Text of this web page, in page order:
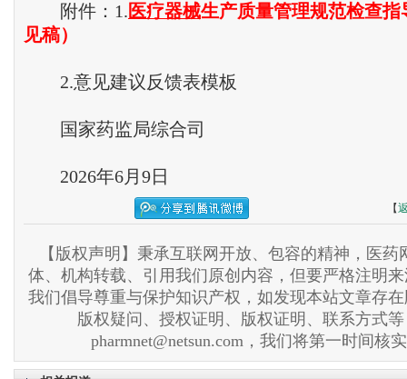
附件：1.医疗器械生产质量管理规范检查指
见稿）
2.意见建议反馈表模板
国家药监局综合司
2026年6月9日
【
【版权声明】秉承互联网开放、包容的精神，医药
体、机构转载、引用我们原创内容，但要严格注明
我们倡导尊重与保护知识产权，如发现本站文章存
版权疑问、授权证明、版权证明、联系方式
pharmnet@netsun.com，我们将第一时间核